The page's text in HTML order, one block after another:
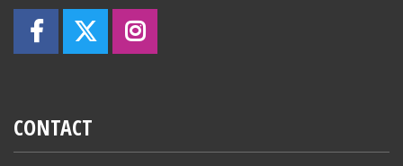
CONTACT